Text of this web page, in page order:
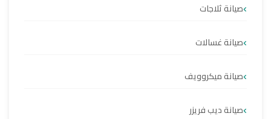
صيانة ثلاجات
صيانة غسالات
صيانة ميكروويف
صيانة ديب فريزر